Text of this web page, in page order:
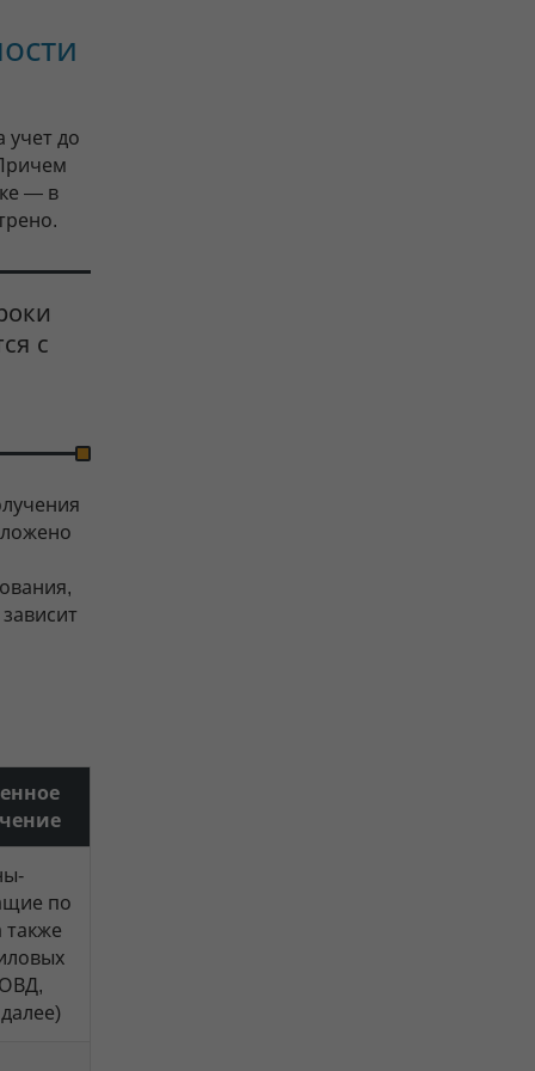
до
— в
с
по
также